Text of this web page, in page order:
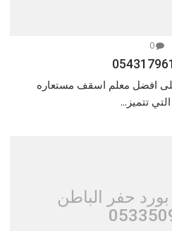
0
افضل معلم اسقف مستعاره
تتميز...
حفر الباطن